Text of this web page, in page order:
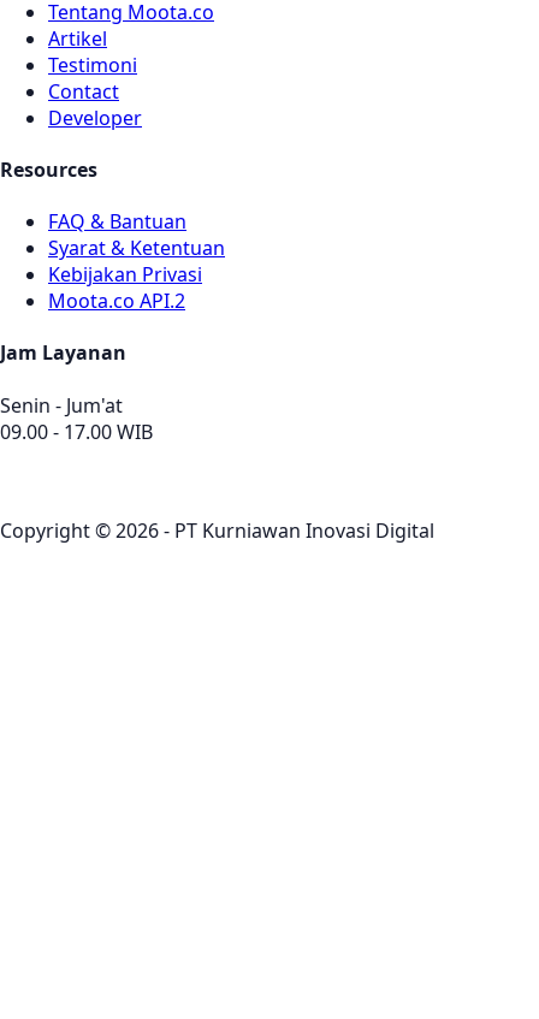
Tentang Moota.co
Artikel
Testimoni
Contact
Developer
Resources
FAQ & Bantuan
Syarat & Ketentuan
Kebijakan Privasi
Moota.co API.2
Jam Layanan
Senin - Jum'at
09.00 - 17.00 WIB
Copyright © 2026 - PT Kurniawan Inovasi Digital